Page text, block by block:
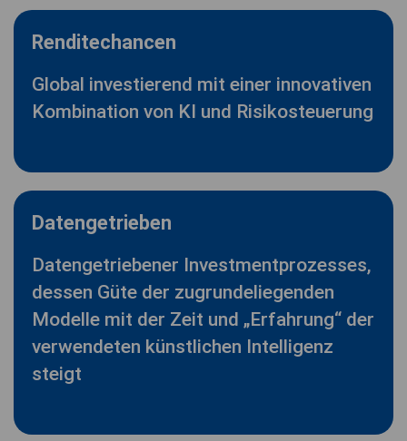
Renditechancen
Global investierend mit einer innovativen
Kombination von KI und Risikosteuerung
Datengetrieben
Datengetriebener Investmentprozesses,
dessen Güte der zugrundeliegenden
Modelle mit der Zeit und „Erfahrung“ der
verwendeten künstlichen Intelligenz
steigt